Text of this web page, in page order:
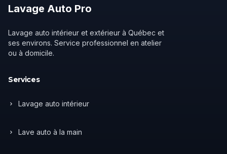
Lavage Auto Pro
Lavage auto intérieur et extérieur à Québec et
ses environs. Service professionnel en atelier
ou à domicile.
Services
Lavage auto intérieur
Lave auto à la main